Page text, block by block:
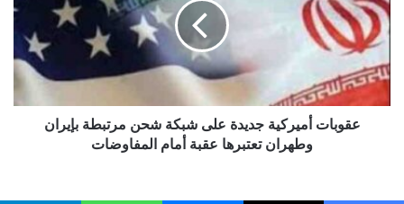
على
شبكة
شحن
مرتبطة
بإيران
وطهران
تعتبرهاعقوبات أميركية جديدة على شبكة شحن مرتبطة بإيران
وطهران تعتبرها عقبة أمام المفاوضات